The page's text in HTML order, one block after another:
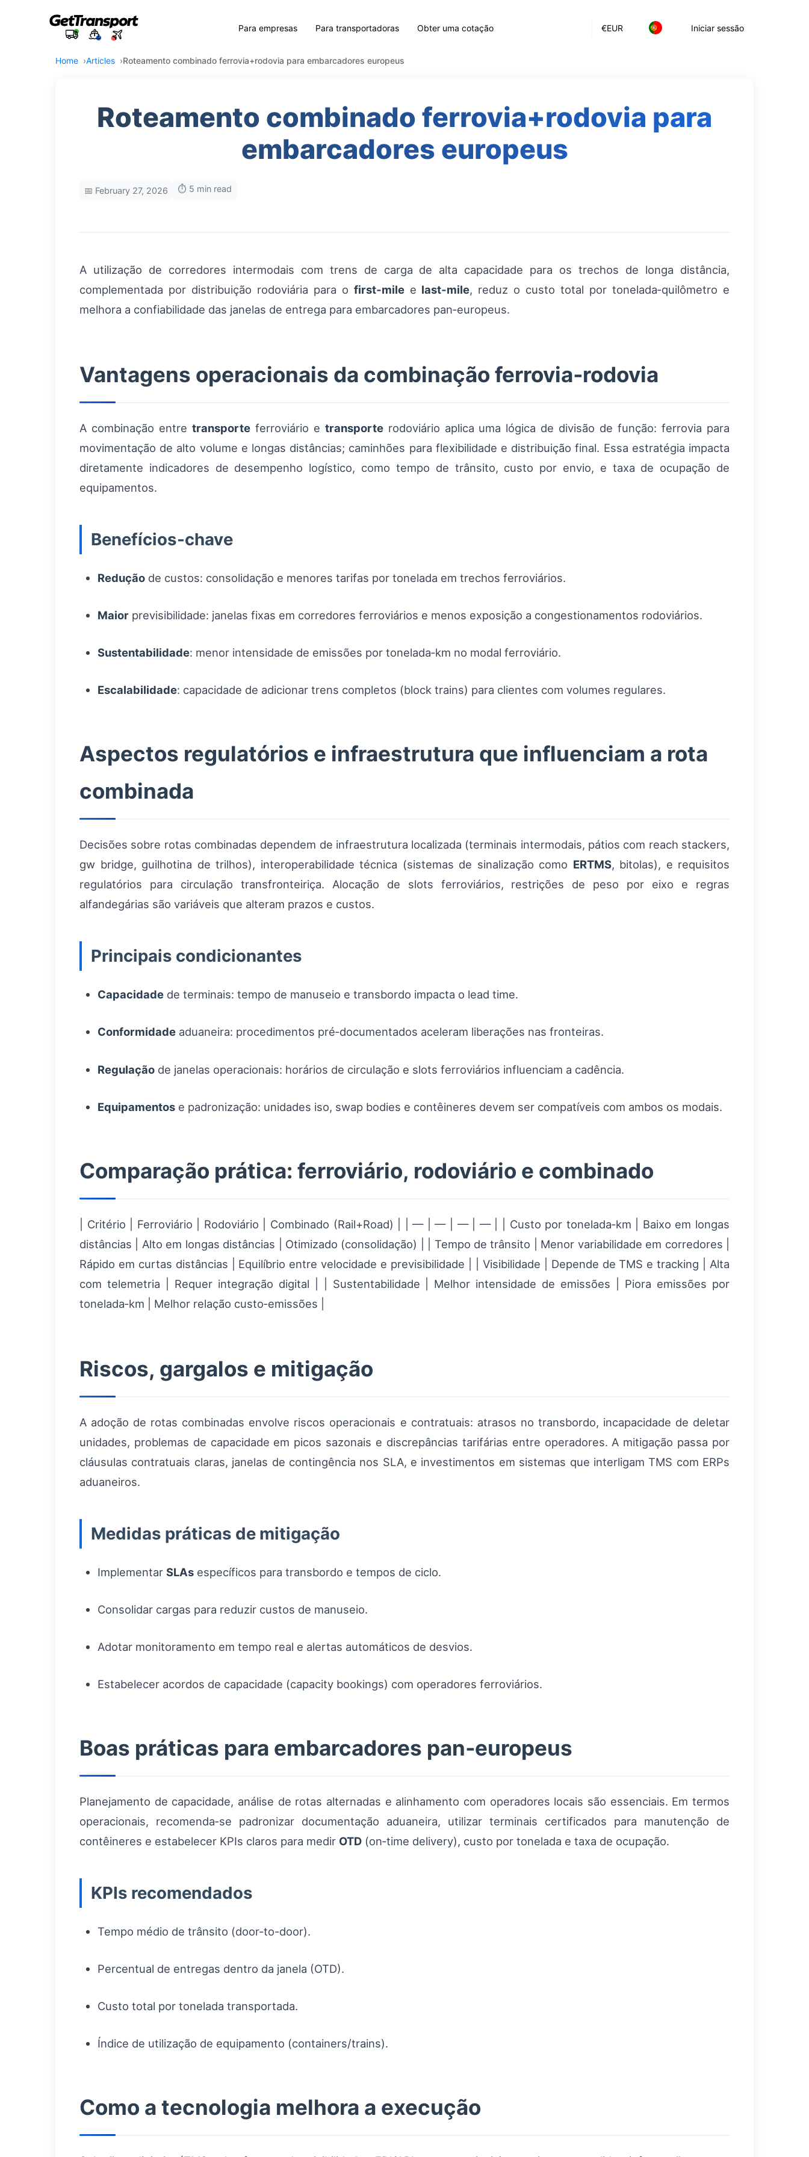
€EUR Iniciar sessão
Para empresas Para transportadoras Obter uma cotação
Home Articles Roteamento combinado ferrovia+rodovia para embarcadores europeus
Roteamento combinado ferrovia+rodovia para
embarcadores europeus
📅 February 27, 2026 ⏱️ 5 min read
A utilização de corredores intermodais com trens de carga de alta capacidade para os trechos de longa distância,
complementada por distribuição rodoviária para o first‑milee last‑mile, reduz o custo total por tonelada‑quilômetro e
melhora a confiabilidade das janelas de entrega para embarcadores pan‑europeus.
Vantagens operacionais da combinação ferrovia‑rodovia
A combinação entre transporteferroviário e transporterodoviário aplica uma lógica de divisão de função: ferrovia para
movimentação de alto volume e longas distâncias; caminhões para flexibilidade e distribuição final. Essa estratégia impacta
diretamente indicadores de desempenho logístico, como tempo de trânsito, custo por envio, e taxa de ocupação de
equipamentos.
Benefícios-chave
Redução de custos: consolidação e menores tarifas por tonelada em trechos ferroviários.
Maior previsibilidade: janelas fixas em corredores ferroviários e menos exposição a congestionamentos rodoviários.
Sustentabilidade: menor intensidade de emissões por tonelada‑km no modal ferroviário.
Escalabilidade: capacidade de adicionar trens completos (block trains) para clientes com volumes regulares.
Aspectos regulatórios e infraestrutura que influenciam a rota
combinada
Decisões sobre rotas combinadas dependem de infraestrutura localizada (terminais intermodais, pátios com reach stackers,
gw bridge, guilhotina de trilhos), interoperabilidade técnica (sistemas de sinalização como ERTMS, bitolas), e requisitos
regulatórios para circulação transfronteiriça. Alocação de slots ferroviários, restrições de peso por eixo e regras
alfandegárias são variáveis que alteram prazos e custos.
Principais condicionantes
Capacidade de terminais: tempo de manuseio e transbordo impacta o lead time.
Conformidade aduaneira: procedimentos pré‑documentados aceleram liberações nas fronteiras.
Regulação de janelas operacionais: horários de circulação e slots ferroviários influenciam a cadência.
Equipamentos e padronização: unidades iso, swap bodies e contêineres devem ser compatíveis com ambos os modais.
Comparação prática: ferroviário, rodoviário e combinado
| Critério | Ferroviário | Rodoviário | Combinado (Rail+Road) | | — | — | — | — | | Custo por tonelada‑km | Baixo em longas
distâncias | Alto em longas distâncias | Otimizado (consolidação) | | Tempo de trânsito | Menor variabilidade em corredores |
Rápido em curtas distâncias | Equilíbrio entre velocidade e previsibilidade | | Visibilidade | Depende de TMS e tracking | Alta
com telemetria | Requer integração digital | | Sustentabilidade | Melhor intensidade de emissões | Piora emissões por
tonelada‑km | Melhor relação custo‑emissões |
Riscos, gargalos e mitigação
A adoção de rotas combinadas envolve riscos operacionais e contratuais: atrasos no transbordo, incapacidade de deletar
unidades, problemas de capacidade em picos sazonais e discrepâncias tarifárias entre operadores. A mitigação passa por
cláusulas contratuais claras, janelas de contingência nos SLA, e investimentos em sistemas que interligam TMS com ERPs
aduaneiros.
Medidas práticas de mitigação
Implementar SLAs específicos para transbordo e tempos de ciclo.
Consolidar cargas para reduzir custos de manuseio.
Adotar monitoramento em tempo real e alertas automáticos de desvios.
Estabelecer acordos de capacidade (capacity bookings) com operadores ferroviários.
Boas práticas para embarcadores pan‑europeus
Planejamento de capacidade, análise de rotas alternadas e alinhamento com operadores locais são essenciais. Em termos
operacionais, recomenda‑se padronizar documentação aduaneira, utilizar terminais certificados para manutenção de
contêineres e estabelecer KPIs claros para medir OTD (on‑time delivery), custo por tonelada e taxa de ocupação.
KPIs recomendados
Tempo médio de trânsito (door-to-door).
Percentual de entregas dentro da janela (OTD).
Custo total por tonelada transportada.
Índice de utilização de equipamento (containers/trains).
Como a tecnologia melhora a execução